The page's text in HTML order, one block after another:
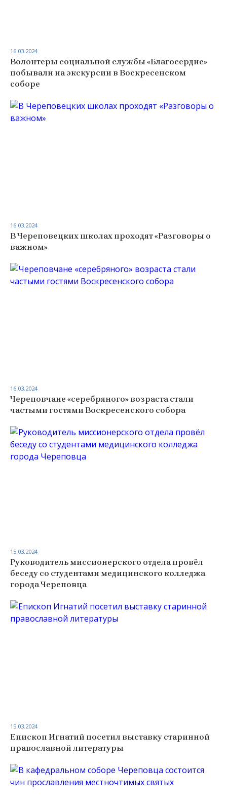
Волонтеры социальной службы «Благосердие»
побывали на экскурсии в Воскресенском
соборе
16.03.2024
В Череповецких школах проходят «Разговоры о
важном»
16.03.2024
Череповчане «серебряного» возраста стали
частыми гостями Воскресенского собора
16.03.2024
Руководитель миссионерского отдела провёл
беседу со студентами медицинского колледжа
города Череповца
15.03.2024
Епископ Игнатий посетил выставку старинной
православной литературы
15.03.2024